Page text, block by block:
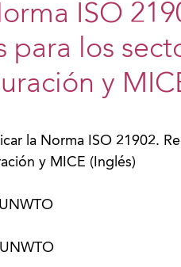
ISO
para los
y
la Norma ISO 21902.
y MICE (Inglés)